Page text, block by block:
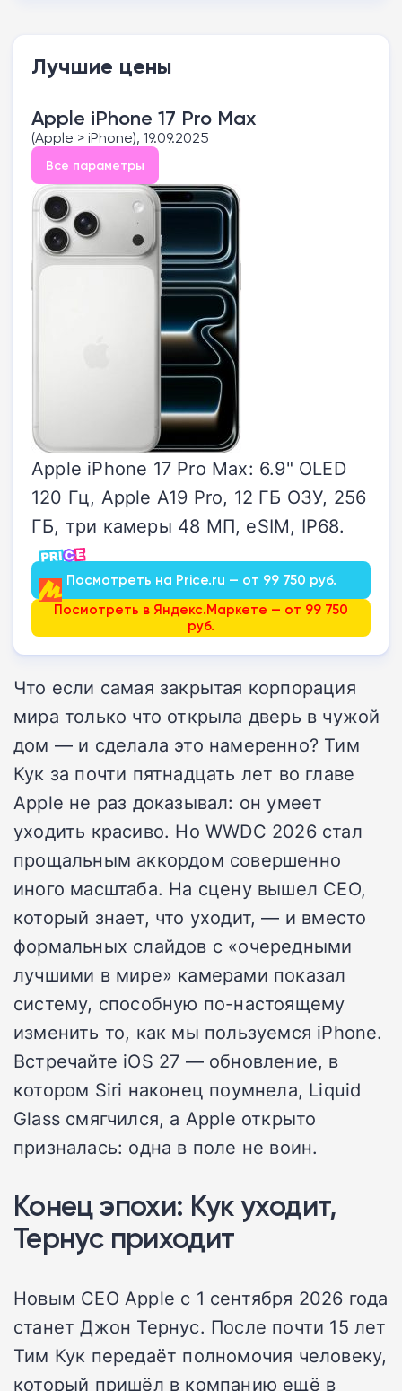
Лучшие цены
Apple iPhone 17 Pro Max
(Apple > iPhone), 19.09.2025
Все параметры
Apple iPhone 17 Pro Max: 6.9" OLED
120 Гц, Apple A19 Pro, 12 ГБ ОЗУ, 256
ГБ, три камеры 48 МП, eSIM, IP68.
Посмотреть на Price.ru — от 99 750 руб.
Посмотреть в Яндекс.Маркете — от 99 750
руб.
Что если самая закрытая корпорация
мира только что открыла дверь в чужой
дом — и сделала это намеренно? Тим
Кук за почти пятнадцать лет во главе
Apple не раз доказывал: он умеет
уходить красиво. Но WWDC 2026 стал
прощальным аккордом совершенно
иного масштаба. На сцену вышел CEO,
который знает, что уходит, — и вместо
формальных слайдов с «очередными
лучшими в мире» камерами показал
систему, способную по-настоящему
изменить то, как мы пользуемся iPhone.
Встречайте iOS 27 — обновление, в
котором Siri наконец поумнела, Liquid
Glass смягчился, а Apple открыто
призналась: одна в поле не воин.
Конец эпохи: Кук уходит,
Тернус приходит
Новым CEO Apple с 1 сентября 2026 года
станет Джон Тернус. После почти 15 лет
Тим Кук передаёт полномочия человеку,
который пришёл в компанию ещё в